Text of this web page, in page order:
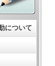
について